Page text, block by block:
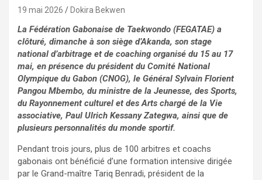
19 mai 2026 Dokira Bekwen
La Fédération Gabonaise de Taekwondo (FEGATAE) a
clôturé, dimanche à son siège d’Akanda, son stage
national d’arbitrage et de coaching organisé du 15 au 17
mai, en présence du président du Comité National
Olympique du Gabon (CNOG), le Général Sylvain Florient
Pangou Mbembo, du ministre de la Jeunesse, des Sports,
du Rayonnement culturel et des Arts chargé de la Vie
associative, Paul Ulrich Kessany Zategwa, ainsi que de
plusieurs personnalités du monde sportif.
Pendant trois jours, plus de 100 arbitres et coachs
gabonais ont bénéficié d’une formation intensive dirigée
par le Grand-maître Tariq Benradi, président de la